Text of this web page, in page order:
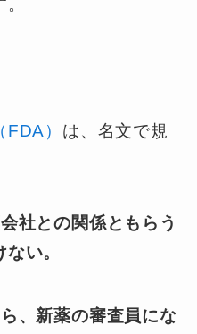
） は、名文で規
社との関係ともらう
い。
、新薬の審査員にな